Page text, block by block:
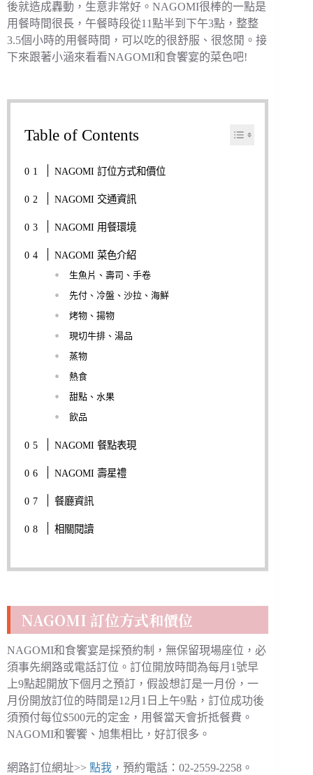
後就造成轟動，生意非常好。NAGOMI很棒的一點是
用餐時間很長，午餐時段從11點半到下午3點，整整
3.5個小時的用餐時間，可以吃的很舒服、很悠閒。接
下來跟著小涵來看看NAGOMI和食饗宴的菜色吧!
Table of Contents
NAGOMI 訂位方式和價位
NAGOMI 交通資訊
NAGOMI 用餐環境
NAGOMI 菜色介紹
生魚片、壽司、手卷
先付、冷盤、沙拉、海鮮
烤物、揚物
現切牛排、湯品
蒸物
熱食
甜點、水果
飲品
NAGOMI 餐點表現
NAGOMI 壽星禮
餐廳資訊
相關閱讀
NAGOMI 訂位方式和價位
NAGOMI和食饗宴是採預約制，無保留現場座位，必
須事先網路或電話訂位。訂位開放時間為每月1號早
上9點起開放下個月之預訂，假設想訂是一月份，一
月份開放訂位的時間是12月1日上午9點，訂位成功後
須預付每位$500元的定金，用餐當天會折抵餐費。
NAGOMI和饗饗、旭集相比，好訂很多。
網路訂位網址>> 點我 ，預約電話：02-2559-2258。